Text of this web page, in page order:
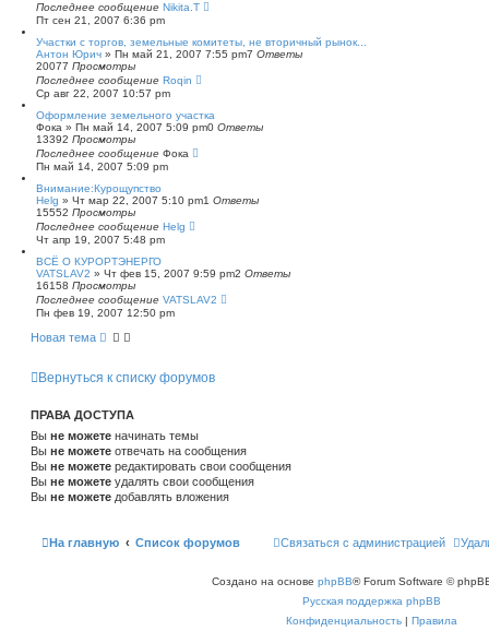
Последнее сообщение Nikita.T
Пт сен 21, 2007 6:36 pm
Участки с торгов, земельные комитеты, не вторичный рынок...
Антон Юрич » Пн май 21, 2007 7:55 pm7 Ответы
20077 Просмотры
Последнее сообщение Roqin
Ср авг 22, 2007 10:57 pm
Оформление земельного участка
Фока » Пн май 14, 2007 5:09 pm0 Ответы
13392 Просмотры
Последнее сообщение Фока
Пн май 14, 2007 5:09 pm
Внимание:Курощупство
Helg » Чт мар 22, 2007 5:10 pm1 Ответы
15552 Просмотры
Последнее сообщение Helg
Чт апр 19, 2007 5:48 pm
ВСЁ О КУРОРТЭНЕРГО
VATSLAV2 » Чт фев 15, 2007 9:59 pm2 Ответы
16158 Просмотры
Последнее сообщение VATSLAV2
Пн фев 19, 2007 12:50 pm
Новая тема
Вернуться к списку форумов
ПРАВА ДОСТУПА
Вы не можете начинать темы
Вы не можете отвечать на сообщения
Вы не можете редактировать свои сообщения
Вы не можете удалять свои сообщения
Вы не можете добавлять вложения
На главную Список форумов Связаться с администрацией
Создано на основе phpBB® Forum Software ©
Русская поддержка phpBB
Конфиденциальность | Правила